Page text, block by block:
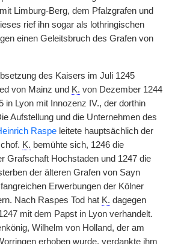
mit Limburg-Berg, dem Pfalzgrafen und
rief ihn sogar als lothringischen
einen Geleitsbruch des Grafen von
des Kaisers im Juli 1245
von Mainz und K. von Dezember 1244
in Lyon mit Innozenz IV., der dorthin
Aufstellung und die Unternehmen des
Raspe leitete hauptsächlich der
K. bemühte sich, 1246 die
Grafschaft Hochstaden und 1247 die
der älteren Grafen von Sayn
Erwerbungen der Kölner
Nach Raspes Tod hat K. dagegen
mit dem Papst in Lyon verhandelt.
Wilhelm von Holland, der am
erhoben wurde, verdankte ihm